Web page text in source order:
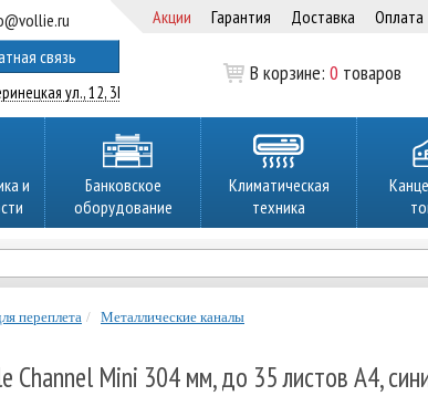
связь
ул., 12, 3Ц
Акции Гарантия Доставка Оплата
В корзине:0 товаров
и
Банковское
оборудование
Климатическая
техника
переплета
Металлические каналы
Mini 304 мм, до 35 листов А4,